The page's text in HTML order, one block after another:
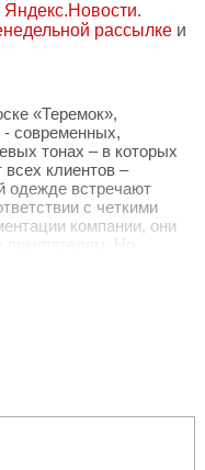
Яндекс.Новости.
рассылке и
«Теремок»,
- современных,
тонах – в которых
клиентов –
одежде встречают
с четкими
компании, они
здесь необычное
быстрого питания.